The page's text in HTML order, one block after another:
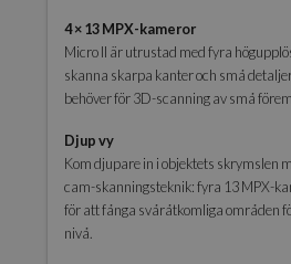
4 × 13 MPX-kameror
Micro II är utrustad med fyra
skanna skarpa kanter och små
behöver för 3D-scanning av små
Djup vy
Kom djupare in i objektets skrymslen
cam-skanningsteknik: fyra 13 MPX-
för att fånga svåråtkomliga områden
nivå.